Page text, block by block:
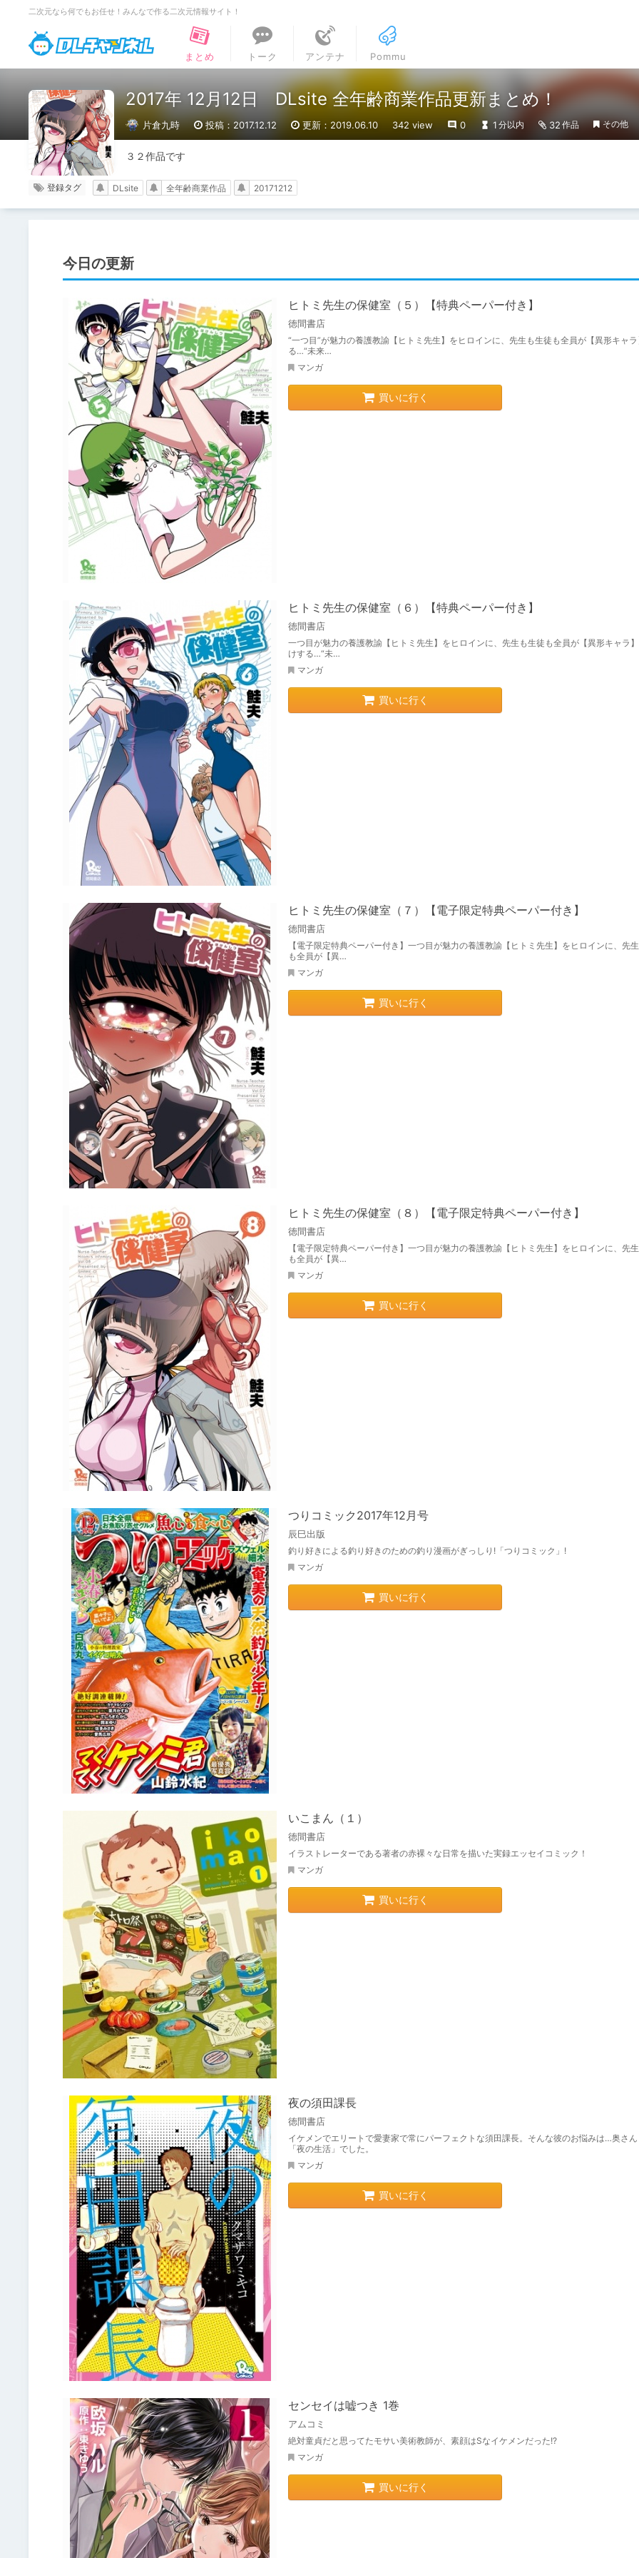
二次元なら何でもお任せ！みんなで作る二次元情報サイト！
DLチャンネル
まとめ
トーク アンテナ Pommu
2017年 12月12日 DLsite 全年齢商業作品更新まとめ！
片倉九時 投稿：2017.12.12 更新：2019.06.10 342 view 0 1 分以内 32 作品 その他
３２作品です
登録タグ DLsite 全年齢商業作品 20171212
今日の更新
ヒトミ先生の保健室（５）【特典ペーパー付き】
徳間書店
“一つ目”が魅力の養護教諭【ヒトミ先生】をヒロインに、先生も生徒も全員が【異形キャ
る…“未来…
マンガ
買いに行く
ヒトミ先生の保健室（６）【特典ペーパー付き】
徳間書店
一つ目が魅力の養護教諭【ヒトミ先生】をヒロインに、先生も生徒も全員が【異形キャラ
けする…“未…
マンガ
買いに行く
ヒトミ先生の保健室（７）【電子限定特典ペーパー付き】
徳間書店
【電子限定特典ペーパー付き】一つ目が魅力の養護教諭【ヒトミ先生】をヒロインに、先
も全員が【異…
マンガ
買いに行く
ヒトミ先生の保健室（８）【電子限定特典ペーパー付き】
徳間書店
【電子限定特典ペーパー付き】一つ目が魅力の養護教諭【ヒトミ先生】をヒロインに、先
も全員が【異…
マンガ
買いに行く
つりコミック2017年12月号
辰巳出版
釣り好きによる釣り好きのための釣り漫画がぎっしり!「つりコミック」!
マンガ
買いに行く
いこまん（１）
徳間書店
イラストレーターである著者の赤裸々な日常を描いた実録エッセイコミック！
マンガ
買いに行く
夜の須田課長
徳間書店
イケメンでエリートで愛妻家で常にパーフェクトな須田課長。そんな彼のお悩みは…奥さ
「夜の生活」でした。
マンガ
買いに行く
センセイは嘘つき 1巻
アムコミ
絶対童貞だと思ってたモサい美術教師が、素顔はSなイケメンだった!?
マンガ
買いに行く